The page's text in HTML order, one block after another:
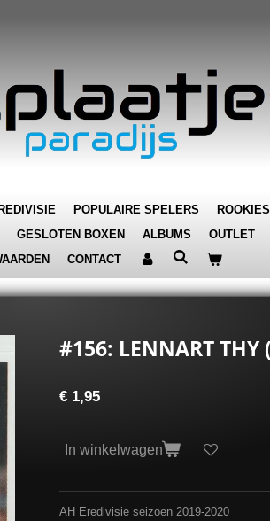
POPULAIRE SPELERS ROOKIES
GESLOTEN BOXEN ALBUMS OUTLET
CONTACT
#156: LENNART THY
€ 1,95
In winkelwagen
AH Eredivisie seizoen 2019-2020